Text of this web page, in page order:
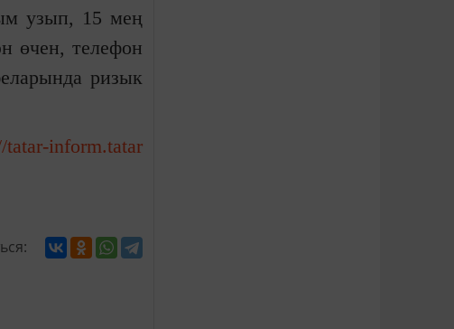
узып, 15 мең
өчен, телефон
ризык
tatar-inform.tatar